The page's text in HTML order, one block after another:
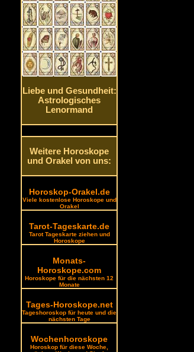
Liebe und Gesundheit:
Astrologisches
Lenormand
Weitere Horoskope
und Orakel von uns:
Horoskop-Orakel.de
Viele kostenlose Horoskope und
Orakel
Tarot-Tageskarte.de
Tarot Tageskarte ziehen und
Horoskope
Monats-
Horoskope.com
Horoskope für die nächsten 12
Monate
Tages-Horoskope.net
Tageshoroskop für heute und die
nächsten Tage
Wochenhoroskope
Horoskop für diese Woche,